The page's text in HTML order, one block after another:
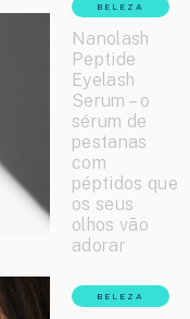
BELEZA
Nanolash
Peptide
Eyelash
Serum – o
sérum de
pestanas
com
péptidos que
os seus
olhos vão
adorar
BELEZA